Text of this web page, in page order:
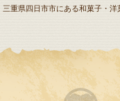
重県四日市市にある和菓子・